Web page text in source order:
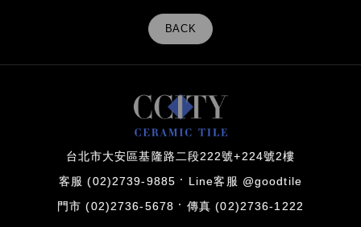
BACK
台北市大安區基隆路二段222號+224號2樓
客服 (02)2739-9885 Line客服 @goodtile
門市 (02)2736-5678 傳真 (02)2736-1222